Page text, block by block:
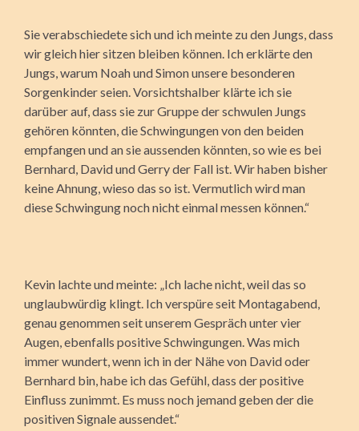
Sie verabschiedete sich und ich meinte zu den Jungs, dass
wir gleich hier sitzen bleiben können. Ich erklärte den
Jungs, warum Noah und Simon unsere besonderen
Sorgenkinder seien. Vorsichtshalber klärte ich sie
darüber auf, dass sie zur Gruppe der schwulen Jungs
gehören könnten, die Schwingungen von den beiden
empfangen und an sie aussenden könnten, so wie es bei
Bernhard, David und Gerry der Fall ist. Wir haben bisher
keine Ahnung, wieso das so ist. Vermutlich wird man
diese Schwingung noch nicht einmal messen können.“
Kevin lachte und meinte: „Ich lache nicht, weil das so
unglaubwürdig klingt. Ich verspüre seit Montagabend,
genau genommen seit unserem Gespräch unter vier
Augen, ebenfalls positive Schwingungen. Was mich
immer wundert, wenn ich in der Nähe von David oder
Bernhard bin, habe ich das Gefühl, dass der positive
Einfluss zunimmt. Es muss noch jemand geben der die
positiven Signale aussendet.“